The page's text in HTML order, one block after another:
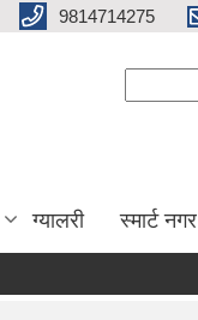
9814714275
ग्यालरी स्मार्ट नगर